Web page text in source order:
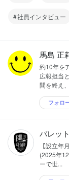
社員インタビュー
馬島 正
約10年を
広報担当
間を終え
フォロ
バレッ
【設立年
(2025年
ーで世...